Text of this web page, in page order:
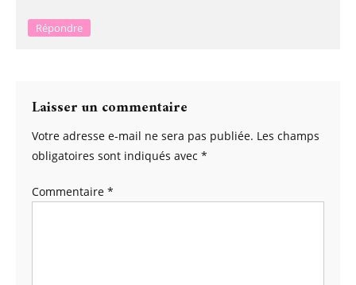
Répondre
Laisser un commentaire
Votre adresse e-mail ne sera pas publiée. Les champs
obligatoires sont indiqués avec *
Commentaire *